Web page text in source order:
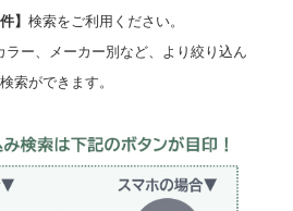
】 検索をご利用ください。
ラー、メーカー別など、より絞り込ん
索ができます。